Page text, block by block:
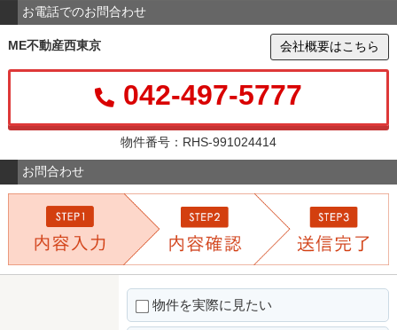
お電話でのお問合わせ
ME不動産西東京 会社概要はこちら
042-497-5777
物件番号：RHS-991024414
お問合わせ
物件を実際に見たい